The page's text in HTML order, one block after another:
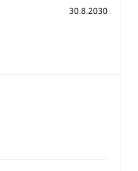
30.8.2030